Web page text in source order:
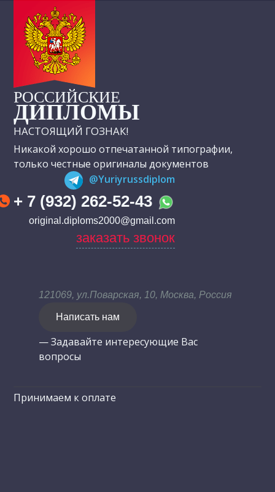
РОССИЙСКИЕ
ДИПЛОМЫ
НАСТОЯЩИЙ ГОЗНАК!
Никакой хорошо отпечатанной типографии,
только честные оригиналы документов
@Yuriyrussdiplom
+ 7 (932) 262-52-43
original.diploms2000@gmail.com
заказать звонок
121069, ул.Поварская, 10, Москва, Россия
Написать нам
— Задавайте интересующие Вас
вопросы
Принимаем к оплате